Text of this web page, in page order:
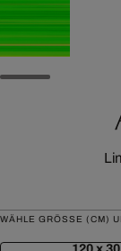
WÄHLE GRÖSSE (CM)